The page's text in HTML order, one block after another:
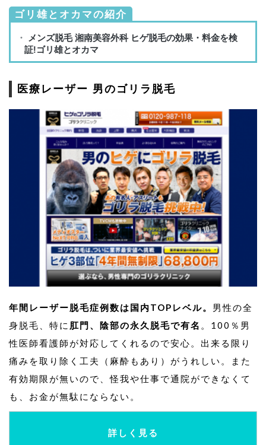
ゴリ雄とオカマの紹介
医療レーザー 男のゴリラ脱毛
年間レーザー脱毛症例数は国内TOPレベル。 男性の全
身脱毛、特に 肛門、陰部の永久脱毛で有名 。100％男
性医師看護師が対応してくれるので安心。出来る限り
痛みを取り除く工夫（麻酔もあり）がうれしい。また
有効期限が無いので、怪我や仕事で通院ができなくて
も、お金が無駄にならない。
詳しく見る